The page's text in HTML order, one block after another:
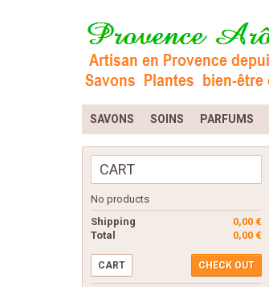
SAVONS SOINS PARFUMS
CART
No products
0,00 €
Shipping
0,00 €
Total
CART CHECK OUT